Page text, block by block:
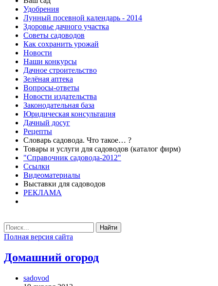
Удобрения
Лунный посевной календарь - 2014
Здоровье дачного участка
Советы садоводов
Как сохранить урожай
Новости
Наши конкурсы
Дачное строительство
Зелёная аптека
Вопросы-ответы
Новости издательства
Законодательная база
Юридическая консультация
Дачный досуг
Рецепты
Словарь садовода. Что такое… ?
Товары и услуги для садоводов (каталог фирм)
"Справочник садовода-2012"
Ссылки
Видеоматериалы
Выставки для садоводов
РЕКЛАМА
Найти
Полная версия сайта
Домашний огород
sadovod